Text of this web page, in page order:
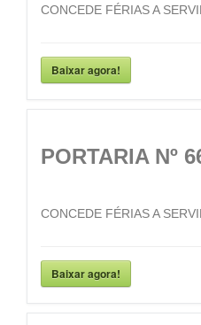
CONCEDE FÉRIAS A
Baixar agora!
PORTARIA Nº
CONCEDE FÉRIAS A
Baixar agora!